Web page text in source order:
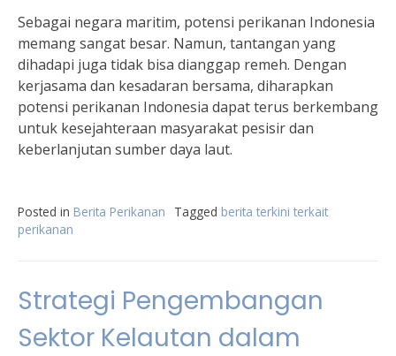
Sebagai negara maritim, potensi perikanan Indonesia
memang sangat besar. Namun, tantangan yang
dihadapi juga tidak bisa dianggap remeh. Dengan
kerjasama dan kesadaran bersama, diharapkan
potensi perikanan Indonesia dapat terus berkembang
untuk kesejahteraan masyarakat pesisir dan
keberlanjutan sumber daya laut.
Posted in Berita Perikanan Tagged berita terkini terkait
perikanan
Strategi Pengembangan
Sektor Kelautan dalam